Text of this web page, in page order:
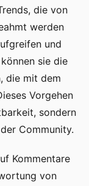
die von
werden
und
sie die
die mit dem
Vorgehen
sondern
Community.
Kommentare
von